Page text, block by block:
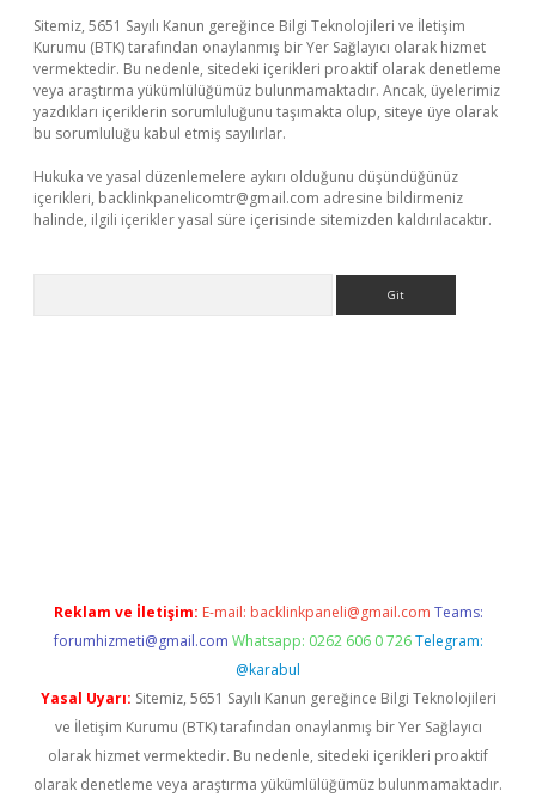
Sitemiz, 5651 Sayılı Kanun gereğince Bilgi Teknolojileri ve İletişim
Kurumu (BTK) tarafından onaylanmış bir Yer Sağlayıcı olarak hizmet
vermektedir. Bu nedenle, sitedeki içerikleri proaktif olarak denetleme
veya araştırma yükümlülüğümüz bulunmamaktadır. Ancak, üyelerimiz
yazdıkları içeriklerin sorumluluğunu taşımakta olup, siteye üye olarak
bu sorumluluğu kabul etmiş sayılırlar.
Hukuka ve yasal düzenlemelere aykırı olduğunu düşündüğünüz
içerikleri, backlinkpanelicomtr@gmail.com adresine bildirmeniz
halinde, ilgili içerikler yasal süre içerisinde sitemizden kaldırılacaktır.
Reklam ve İletişim: E-mail: backlinkpaneli@gmail.com Teams:
forumhizmeti@gmail.com Whatsapp: 0262 606 0 726 Telegram:
@karabul
Yasal Uyarı: Sitemiz, 5651 Sayılı Kanun gereğince Bilgi Teknolojileri
ve İletişim Kurumu (BTK) tarafından onaylanmış bir Yer Sağlayıcı
olarak hizmet vermektedir. Bu nedenle, sitedeki içerikleri proaktif
olarak denetleme veya araştırma yükümlülüğümüz bulunmamaktadır.